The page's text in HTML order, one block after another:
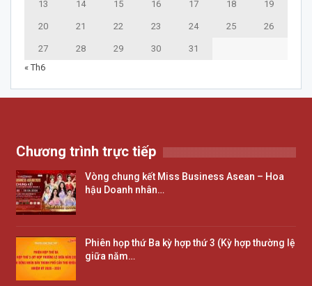
13 14 15 16 17 18 19
20 21 22 23 24 25 26
27 28 29 30
31
« Th6
Chương trình trực tiếp
Vòng chung kết Miss Business Asean – Hoa
hậu Doanh nhân…
Phiên họp thứ Ba kỳ hợp thứ 3 (Kỳ hợp thường lệ
giữa năm…